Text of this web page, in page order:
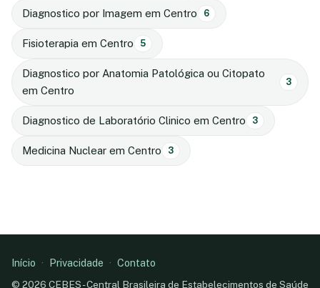
Diagnostico por Imagem em Centro 6
Fisioterapia em Centro 5
Diagnostico por Anatomia Patológica ou Citopato
em Centro
3
Diagnostico de Laboratório Clinico em Centro 3
Medicina Nuclear em Centro 3
Início · Privacidade · Contato
© 2026 CEBES - Central Brasileira de Estabelecimentos de Saúde